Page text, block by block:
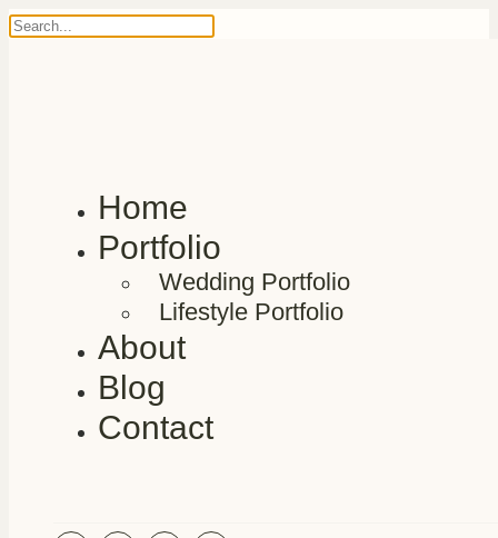
Home
Portfolio
Wedding Portfolio
Lifestyle Portfolio
About
Blog
Contact